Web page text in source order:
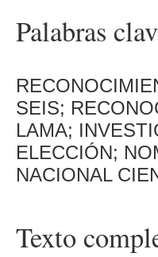
Palabras
SEIS;
LAMA;
ELECCIÓN;
NACIONAL
Texto